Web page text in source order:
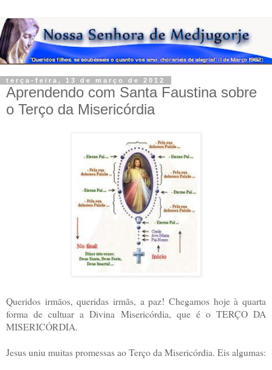
terça-feira, 13 de março de 2012
Aprendendo com Santa Faustina sobre
o Terço da Misericórdia
Queridos irmãos, queridas irmãs, a paz! Chegamos hoje à quarta
forma de cultuar a Divina Misericórdia, que é o TERÇO DA
MISERICÓRDIA.
Jesus uniu muitas promessas ao Terço da Misericórdia. Eis algumas: